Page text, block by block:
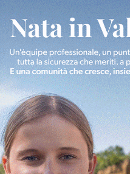
Dal treno all’ospedale, la
vita in “Frammenti”: il
primo libro del
valdarnese Luca Livi
Cultura 9 Agosto 2026